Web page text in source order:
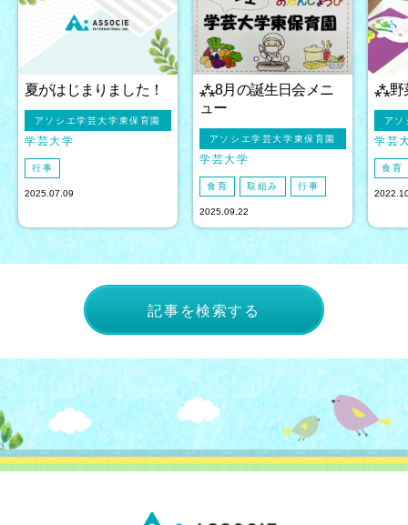
夏がはじまりました！
アソシエ学芸大学東保育園
学芸大学
行事
2025.07.09
⁂8月の誕生日会メニ
ュー
アソシエ学芸大学東保育園
学芸大学
食育 取組み 行事
2025.09.22
⁂野
アソ
学芸
食育
記事を検索する